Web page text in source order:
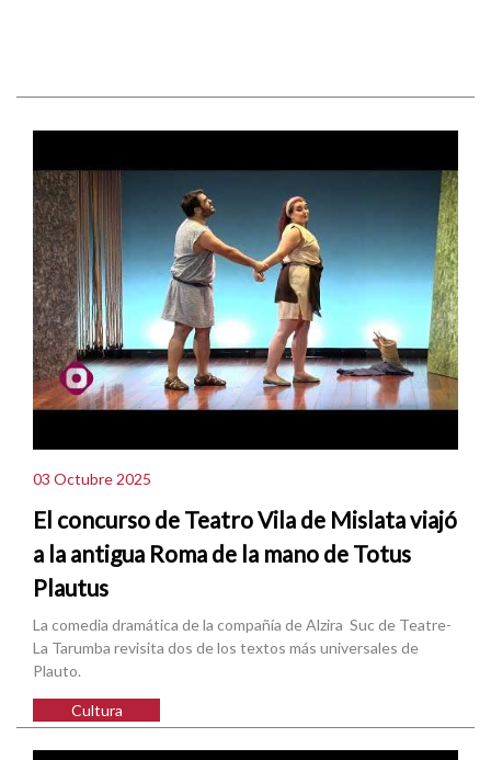
03 Octubre 2025
El concurso de Teatro Vila de Mislata viajó
a la antigua Roma de la mano de Totus
Plautus
La comedia dramática de la compañía de Alzira Suc de Teatre-
La Tarumba revisita dos de los textos más universales de
Plauto.
Cultura